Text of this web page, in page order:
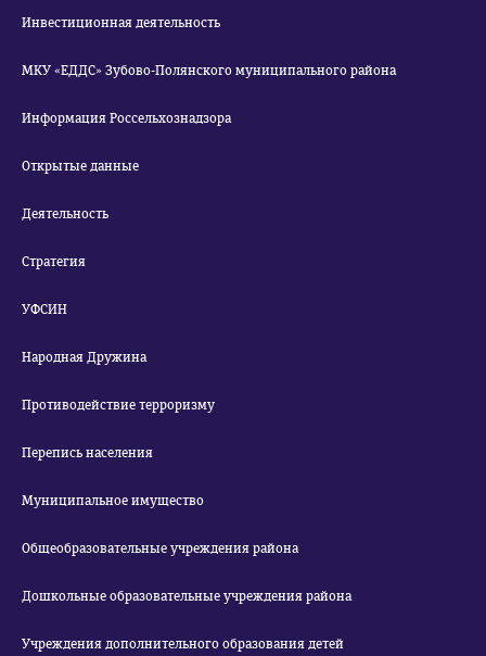
Инвестиционная деятельность
МКУ «ЕДДС» Зубово-Полянского муниципального района
Информация Россельхознадзора
Открытые данные
Деятельность
Стратегия
УФСИН
Народная Дружина
Противодействие терроризму
Перепись населения
Муниципальное имущество
Общеобразовательные учреждения района
Дошкольные образовательные учреждения района
Учреждения дополнительного образования детей